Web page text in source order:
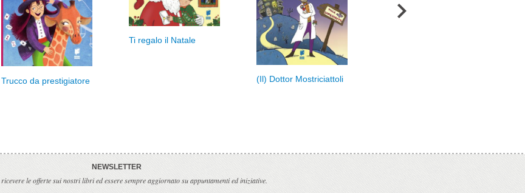
Trucco da prestigiatore
Ti regalo il Natale
(Il) Dottor Mostriciattoli
NEWSLETTER
le offerte sui nostri libri ed essere sempre aggiornato su appuntamenti ed iniziative.